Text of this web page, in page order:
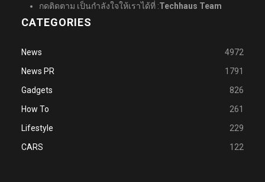
กดติดตาม เป็นกำลังใจให้เราได้ที่ :Techhaus Team
CATEGORIES
News
4972
News PR
1791
Gadgets
826
How To
261
Lifestyle
229
CARS
122